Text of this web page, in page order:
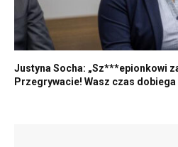
Justyna Socha: „Sz***epionkowi
Przegrywacie! Wasz czas dobiega